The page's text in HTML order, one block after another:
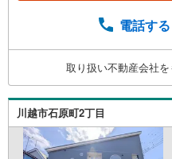
（居住中物件）の手
案内が可能となりま
◆物件のご案内は◆弊
え・最寄駅での待ち
ち合わせなど、ご希
伝え頂けましたら、ご
参ります。もちろん他
きます。
電話する
取り扱い不動産会社
川越市石原町2丁目